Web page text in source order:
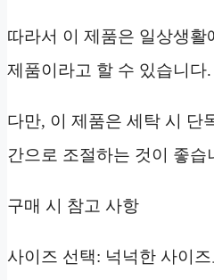
따라서 이 제품은 일상생
제품이라고 할 수 있습니다.
다만, 이 제품은 세탁 시 단
간으로 조절하는 것이 좋습
구매 시 참고 사항
사이즈 선택: 넉넉한 사이